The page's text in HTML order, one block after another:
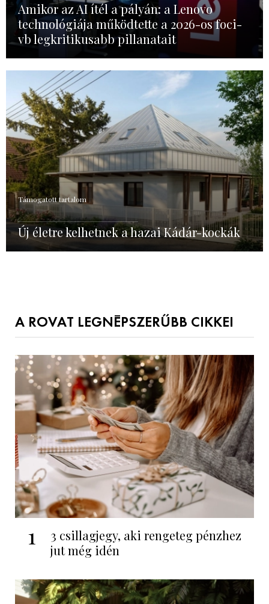
Amikor az AI ítél a pályán: a Lenovo
technológiája működtette a 2026-os foci-
vb legkritikusabb pillanatait
Támogatott tartalom
Új életre kelhetnek a hazai Kádár-kockák
A ROVAT LEGNÉPSZERŰBB CIKKEI
1
3 csillagjegy, aki rengeteg pénzhez
jut még idén